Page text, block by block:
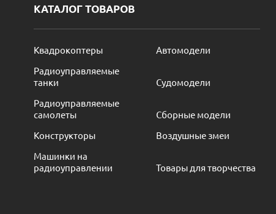
КАТАЛОГ ТОВАРОВ
Квадрокоптеры
Автомодели
Радиоуправляемые
танки
Судомодели
Радиоуправляемые
самолеты
Сборные модели
Конструкторы
Воздушные змеи
Машинки на
радиоуправлении
Товары для творчества